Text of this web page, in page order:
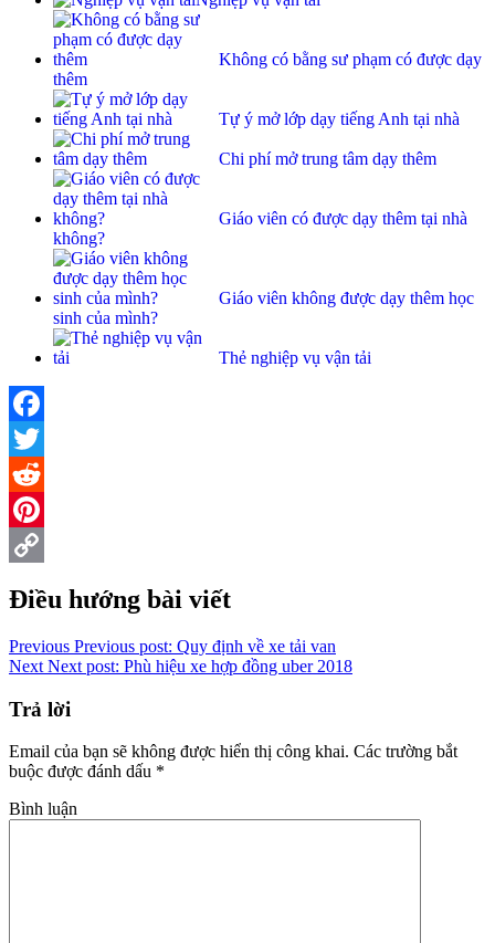
Không có bằng sư phạm có được dạy
thêm
Tự ý mở lớp dạy tiếng Anh tại nhà
Chi phí mở trung tâm dạy thêm
Giáo viên có được dạy thêm tại nhà
không?
Giáo viên không được dạy thêm học
sinh của mình?
Thẻ nghiệp vụ vận tải
Facebook
Twitter
Reddit
Pinterest
Điều hướng bài viết
Previous Previous post: Quy định về xe tải van
Next Next post: Phù hiệu xe hợp đồng uber 2018
Trả lời
Email của bạn sẽ không được hiển thị công khai. Các trường bắt
buộc được đánh dấu *
Bình luận